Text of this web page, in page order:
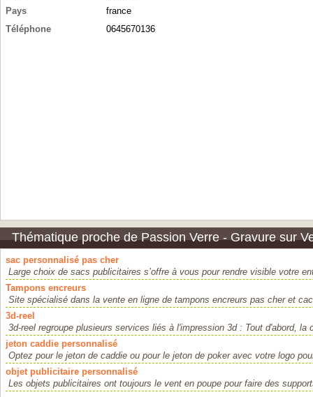
Pays
france
Téléphone
0645670136
Thématique proche de Passion Verre - Gravure sur
sac personnalisé pas cher
Large choix de sacs publicitaires s’offre à vous pour rendre visible votre
Tampons encreurs
Site spécialisé dans la vente en ligne de tampons encreurs pas cher et
3d-reel
3d-reel regroupe plusieurs services liés à l'impression 3d : Tout d'abord, la
jeton caddie personnalisé
Optez pour le jeton de caddie ou pour le jeton de poker avec votre logo
objet publicitaire personnalisé
Les objets publicitaires ont toujours le vent en poupe pour faire des